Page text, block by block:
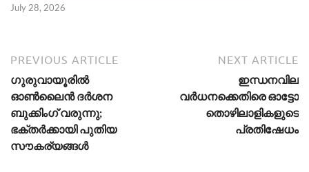
July 28, 2026
PREVIOUS ARTICLE
ഗുരുവായൂരിൽ
ഓൺലൈൻ ദർശന
ബുക്കിംഗ് വരുന്നു;
ഭക്തർക്കായി പുതിയ
സൗകര്യങ്ങൾ
NEXT ARTICLE
ഇന്ധനവില
വർധനക്കെതിരെ ഓട്ടോ
തൊഴിലാളികളുടെ
പ്രതിഷേധം